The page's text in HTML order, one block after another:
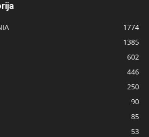
1774
1385
602
446
250
90
85
53